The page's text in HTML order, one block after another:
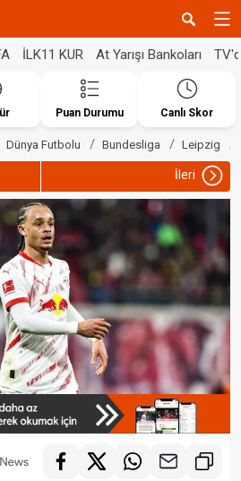
İLK11 KUR At Yarışı Bankoları
Puan Durumu Canlı Skor
Dünya Futbolu Bundesliga Leipzig
İleri